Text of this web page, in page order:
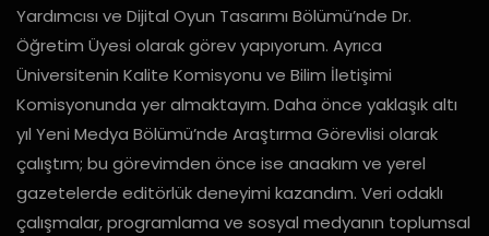
Yardımcısı ve Dijital Oyun Tasarımı Bölümü’nde Dr.
Öğretim Üyesi olarak görev yapıyorum. Ayrıca
Üniversitenin Kalite Komisyonu ve Bilim İletişimi
Komisyonunda yer almaktayım. Daha önce yaklaşık altı
yıl Yeni Medya Bölümü’nde Araştırma Görevlisi olarak
çalıştım; bu görevimden önce ise anaakım ve yerel
gazetelerde editörlük deneyimi kazandım. Veri odaklı
çalışmalar, programlama ve sosyal medyanın toplumsal